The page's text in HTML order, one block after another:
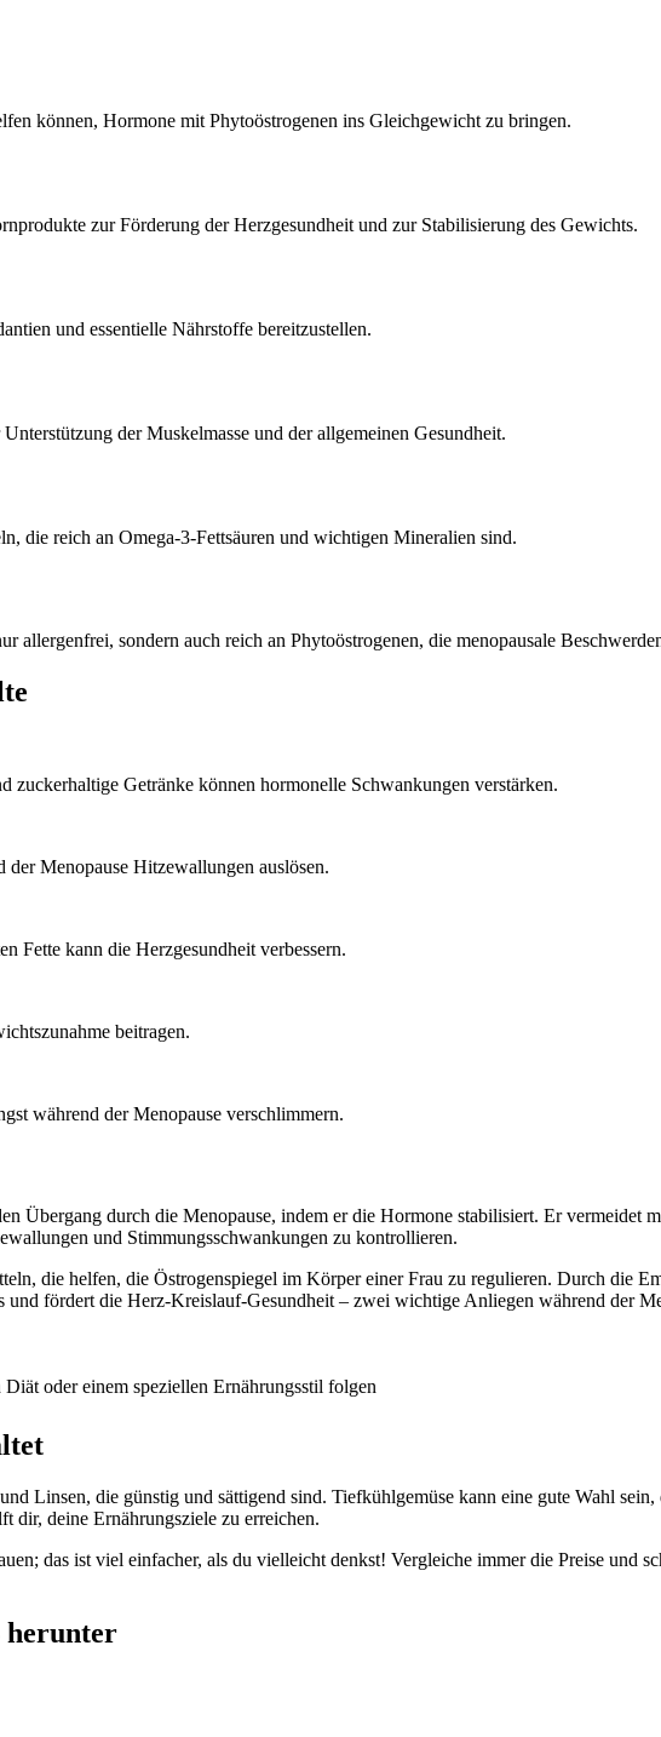
können, Hormone mit Phytoöstrogenen ins Gleichgewicht zu bringen.
zur Förderung der Herzgesundheit und zur Stabilisierung des Gewichts.
und essentielle Nährstoffe bereitzustellen.
der Muskelmasse und der allgemeinen Gesundheit.
die reich an Omega-3-Fettsäuren und wichtigen Mineralien sind.
allergenfrei, sondern auch reich an Phytoöstrogenen, die menopausale
zuckerhaltige Getränke können hormonelle Schwankungen verstärken.
Menopause Hitzewallungen auslösen.
Fette kann die Herzgesundheit verbessern.
beitragen.
während der Menopause verschlimmern.
Übergang durch die Menopause, indem er die Hormone stabilisiert. Er vermeidet
und Stimmungsschwankungen zu kontrollieren.
die helfen, die Östrogenspiegel im Körper einer Frau zu regulieren. Durch die
und fördert die Herz-Kreislauf-Gesundheit – zwei wichtige Anliegen während der
oder einem speziellen Ernährungsstil folgen
Linsen, die günstig und sättigend sind. Tiefkühlgemüse kann eine gute Wahl sein,
dir, deine Ernährungsziele zu erreichen.
das ist viel einfacher, als du vielleicht denkst! Vergleiche immer die Preise und
herunter